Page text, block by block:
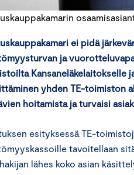
ei pidä
ja
Kansaneläkelaitokselle
yhden TE-toimiston
hoitamista ja turvaisi
esityksessä TE-
tavoitellaan
lähes koko asian